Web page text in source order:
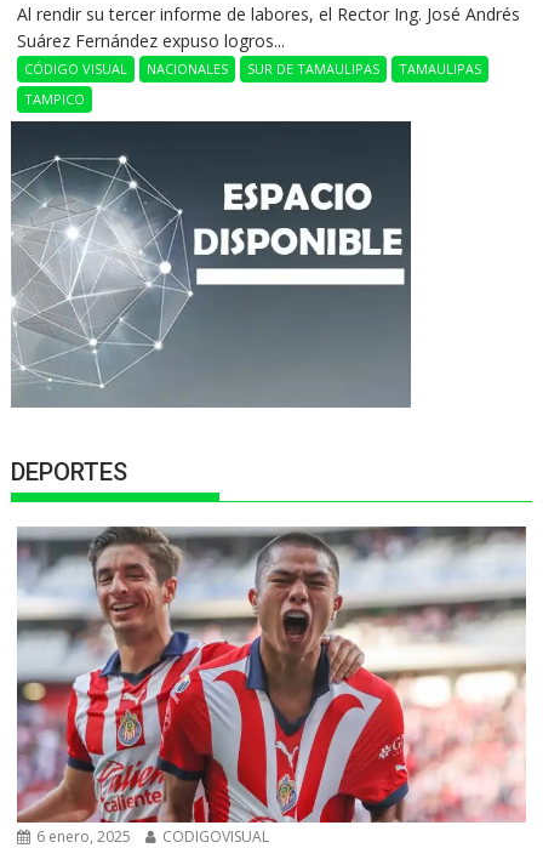
Al rendir su tercer informe de labores, el Rector Ing. José Andrés
Suárez Fernández expuso logros...
CÓDIGO VISUAL NACIONALES SUR DE TAMAULIPAS
TAMAULIPAS
TAMPICO
DEPORTES
6 enero, 2025 CODIGOVISUAL